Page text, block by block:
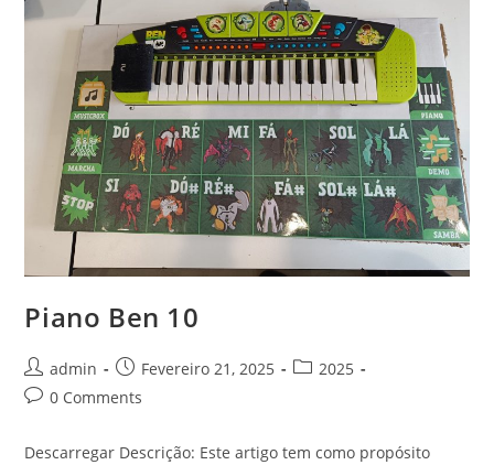
Piano Ben 10
Post
author:
admin
Post
published:
Fevereiro 21, 2025
Post2025
Post0 Comments
Descarregar Descrição: Este artigo tem como propósito